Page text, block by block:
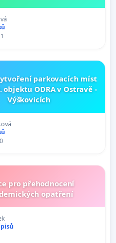
parkovacích míst
objektu ODRA v Ostravě -
Výškovicích
pro přehodnocení
opatření